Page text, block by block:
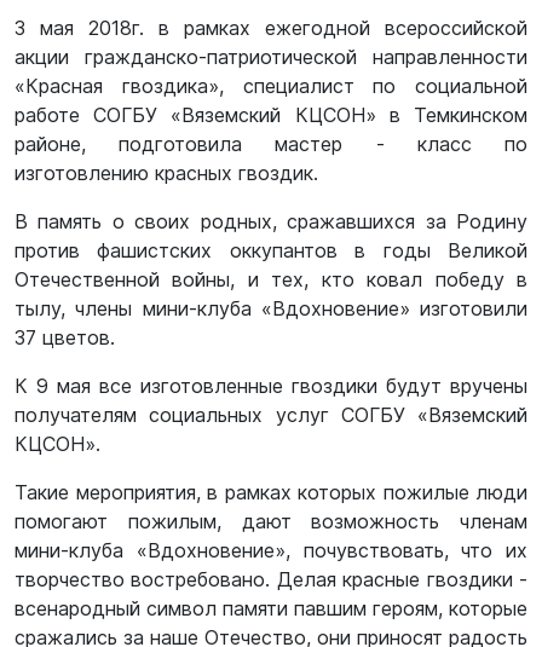
3 мая 2018г. в рамках ежегодной всероссийской
акции гражданско-патриотической направленности
«Красная гвоздика», специалист по социальной
работе СОГБУ «Вяземский КЦСОН» в Темкинском
районе, подготовила мастер - класс по
изготовлению красных гвоздик.
В память о своих родных, сражавшихся за Родину
против фашистских оккупантов в годы Великой
Отечественной войны, и тех, кто ковал победу в
тылу, члены мини-клуба «Вдохновение» изготовили
37 цветов.
К 9 мая все изготовленные гвоздики будут вручены
получателям социальных услуг СОГБУ «Вяземский
КЦСОН».
Такие мероприятия, в рамках которых пожилые люди
помогают пожилым, дают возможность членам
мини-клуба «Вдохновение», почувствовать, что их
творчество востребовано. Делая красные гвоздики -
всенародный символ памяти павшим героям, которые
сражались за наше Отечество, они приносят радость